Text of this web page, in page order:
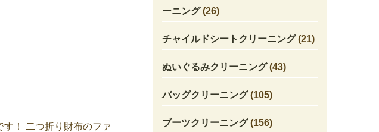
ーニング(26)
チャイルドシートクリーニング(21)
ぬいぐるみクリーニング(43)
バッグクリーニング(105)
ブーツクリーニング(156)
！ 二つ折り財布のファ